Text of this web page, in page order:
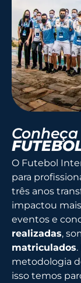
O Futebol
para
três anos
impactou
eventos e
realizadas,
matriculados
metodologia
isso temos